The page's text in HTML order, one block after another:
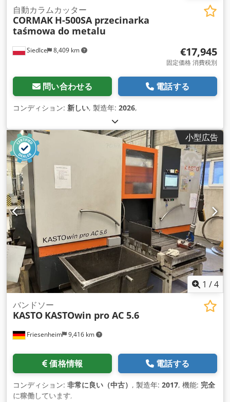
Siedlce 8,409 km
自動カラムカッター
CORMAK H-500SA przecinarka
taśmowa do metalu
€17,945
固定価格 消費税別
問い合わせる 電話する
コンディション: 新しい, 製造年: 2026,
小型広告
1 /4
Friesenheim 9,416 km
バンドソー
KASTO KASTOwin pro AC 5.6
価格情報 電話する
コンディション: 非常に良い（中古） , 製造年: 2017, 機能: 完全
に稼働しています,